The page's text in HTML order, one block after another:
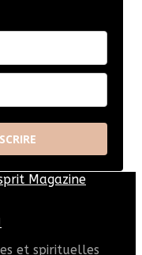
et spirituelles